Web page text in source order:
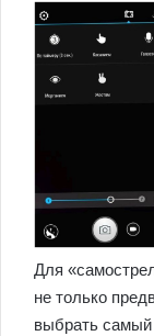
Для
не только
выбрать самый